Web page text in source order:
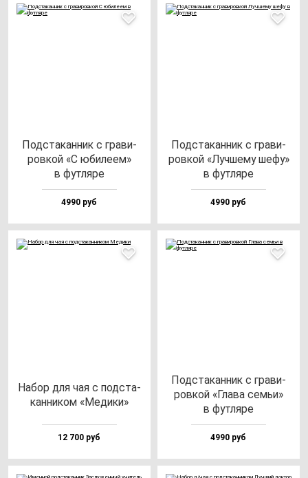
Под­ста­кан­ник с гра­ви­
ров­кой «С юби­ле­ем»
в фут­ля­ре
4990 руб
Под­ста­кан­ник с гра­ви­
ров­кой «Луч­ше­му ше­фу»
в фут­ля­ре
4990 руб
Набор для чая с под­ста­
кан­ни­ком «Меди­ки»
12 700 руб
Под­ста­кан­ник с гра­ви­
ров­кой «Гла­ва семьи»
в фут­ля­ре
4990 руб